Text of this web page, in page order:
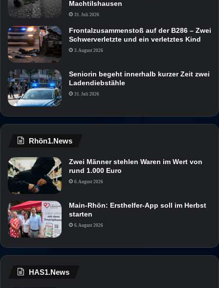
Machtilshausen
31. Juli 2026
Frontalzusammenstoß auf der B286 – Zwei
Schwerverletzte und ein verletztes Kind
3. August 2026
Seniorin begeht innerhalb kurzer Zeit zwei
Ladendiebstähle
31. Juli 2026
Rhön1.News
Zwei Männer stehlen Waren im Wert von
rund 1.000 Euro
6. August 2026
Main-Rhön: Ersthelfer-App soll im Herbst
starten
6. August 2026
HAS1.News